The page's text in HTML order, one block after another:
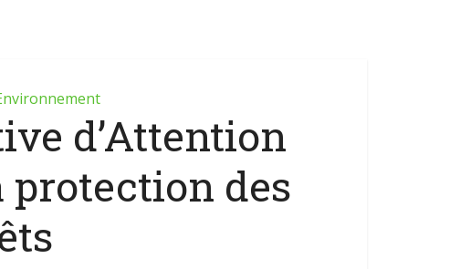
d’Attention
protection des